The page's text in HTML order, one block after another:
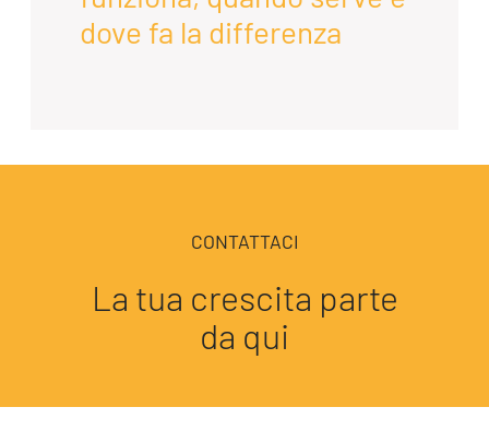
dove fa la differenza
CONTATTACI
La tua crescita parte
da qui